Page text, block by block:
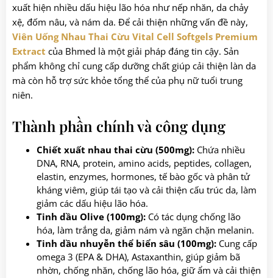
xuất hiện nhiều dấu hiệu lão hóa như nếp nhăn, da chảy
xệ, đốm nâu, và nám da. Để cải thiện những vấn đề này,
Viên Uống Nhau Thai Cừu Vital Cell Softgels Premium
Extract của Bhmed là một giải pháp đáng tin cậy. Sản
phẩm không chỉ cung cấp dưỡng chất giúp cải thiện làn da
mà còn hỗ trợ sức khỏe tổng thể của phụ nữ tuổi trung
niên.
Thành phần chính và công dụng
Chiết xuất nhau thai cừu (500mg): Chứa nhiều
DNA, RNA, protein, amino acids, peptides, collagen,
elastin, enzymes, hormones, tế bào gốc và phân tử
kháng viêm, giúp tái tạo và cải thiện cấu trúc da, làm
giảm các dấu hiệu lão hóa.
Tinh dầu Olive (100mg): Có tác dụng chống lão
hóa, làm trắng da, giảm nám và ngăn chặn melanin.
Tinh dầu nhuyễn thể biển sâu (100mg): Cung cấp
omega 3 (EPA & DHA), Astaxanthin, giúp giảm bã
nhờn, chống nhăn, chống lão hóa, giữ ẩm và cải thiện